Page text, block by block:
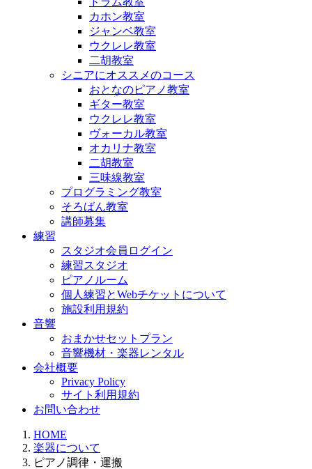
カホン教室
ジャンベ教室
ウクレレ教室
二胡教室
シニアにオススメのコース
おとなのピアノ教室
ギター教室
ウクレレ教室
ヴォーカル教室
オカリナ教室
二胡教室
三味線教室
プログラミング教室
そろばん教室
講師募集
練習
スタジオ会員ログイン
練習スタジオ
ピアノルーム
個人練習とWebチケットについて
施設利用規約
音響
おまかせセットプラン
音響機材・楽器レンタル
会社概要
Privacy Policy
サイト利用規約
お問い合わせ
HOME
楽器について
ピアノ調律・運搬